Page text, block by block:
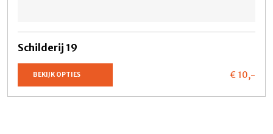
Schilderij 19
BEKIJK OPTIES € 10,-